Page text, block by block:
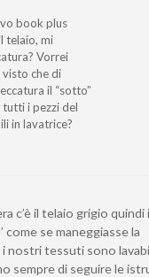
book plus
telaio, mi
Vorrei
visto che di
il “sotto”
i pezzi del
in lavatrice?
c’è il telaio grigio
come se maneggiasse la
nostri tessuti sono
sempre di seguire le